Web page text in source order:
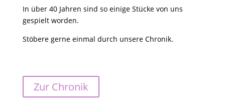
In über 40 Jahren sind so einige Stücke von uns
gespielt worden.
Stöbere gerne einmal durch unsere Chronik.
Zur Chronik